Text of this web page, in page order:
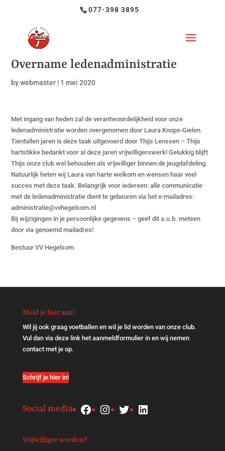
077-398 3895
Overname ledenadministratie
bywebmaster | 1 mei 2020
Met ingang van heden zal de verantwoordelijkheid voor onze
ledenadministratie worden overgenomen door Laura Knops-Gielen.
Tientallen jaren is deze taak uitgevoerd door Thijs Lenssen – Thijs
hartstikke bedankt voor al deze jaren vrijwilligerswerk! Gelukkig blijft
Thijs onze club wel behouden als vrijwilliger binnen de jeugdafdeling.
Natuurlijk heten wij Laura van harte welkom en wensen haar veel
succes met deze taak. Belangrijk voor iedereen: alle communicatie
met de ledenadministratie dient te gebeuren via het e-mailadres:
administratie@vvhegelsom.nl
Bij wijzigingen in je persoonlijke gegevens – geef dit a.u.b. meteen
door via genoemd mailadres!
Bestuur VV Hegelsom
Meld je hier aan!
Wil jij ook graag voetballen en wil je lid worden van onze club.
Vul dan via deze linkhet aanmeldformulier in en wij nemen
contact met je op.
Schrijf je hier in!
Social media Facebook
Instagram
TwitterLinkedIn
Vrijwilliger worden?